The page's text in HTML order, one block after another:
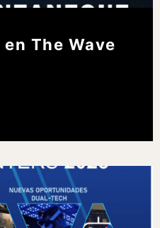
The Wave